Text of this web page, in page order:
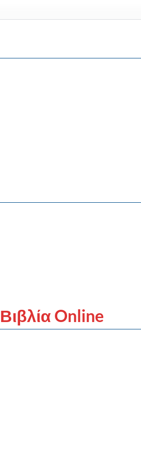
Online